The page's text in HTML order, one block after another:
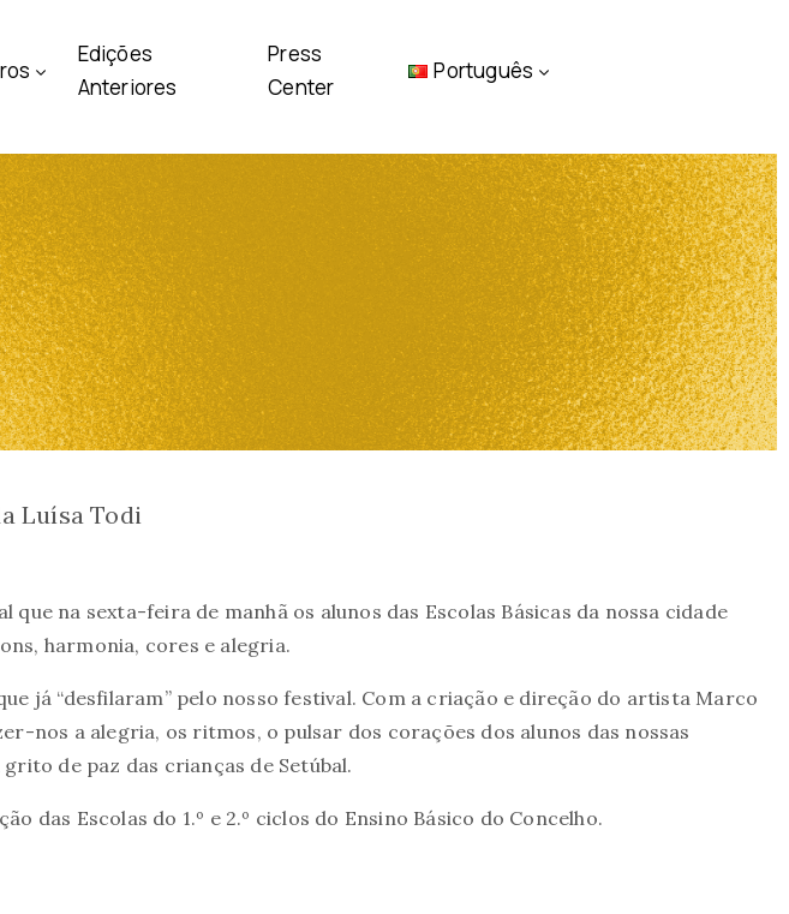
Edições
Anteriores
Press
Center
Português
Luísa Todi
que na sexta-feira de manhã os alunos das Escolas Básicas da nossa cidade
harmonia, cores e alegria.
já “desfilaram” pelo nosso festival. Com a criação e direção do artista Marco
nos a alegria, os ritmos, o pulsar dos corações dos alunos das nossas
de paz das crianças de Setúbal.
das Escolas do 1.º e 2.º ciclos do Ensino Básico do Concelho.